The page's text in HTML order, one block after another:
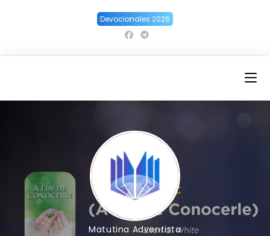
Devocionales 2026
Matutina Adventista